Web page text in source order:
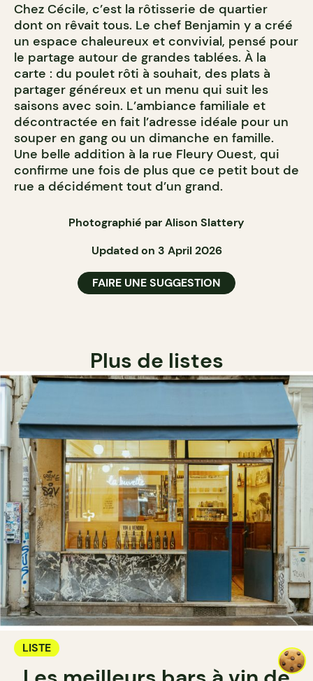
Chez Cécile, c’est la rôtisserie de quartier
dont on rêvait tous. Le chef Benjamin y a créé
un espace chaleureux et convivial, pensé pour
le partage autour de grandes tablées. À la
carte : du poulet rôti à souhait, des plats à
partager généreux et un menu qui suit les
saisons avec soin. L’ambiance familiale et
décontractée en fait l’adresse idéale pour un
souper en gang ou un dimanche en famille.
Une belle addition à la rue Fleury Ouest, qui
confirme une fois de plus que ce petit bout de
rue a décidément tout d’un grand.
Photographié par Alison Slattery
Updated on 3 April 2026
FAIRE UNE SUGGESTION
Plus de listes
LISTE